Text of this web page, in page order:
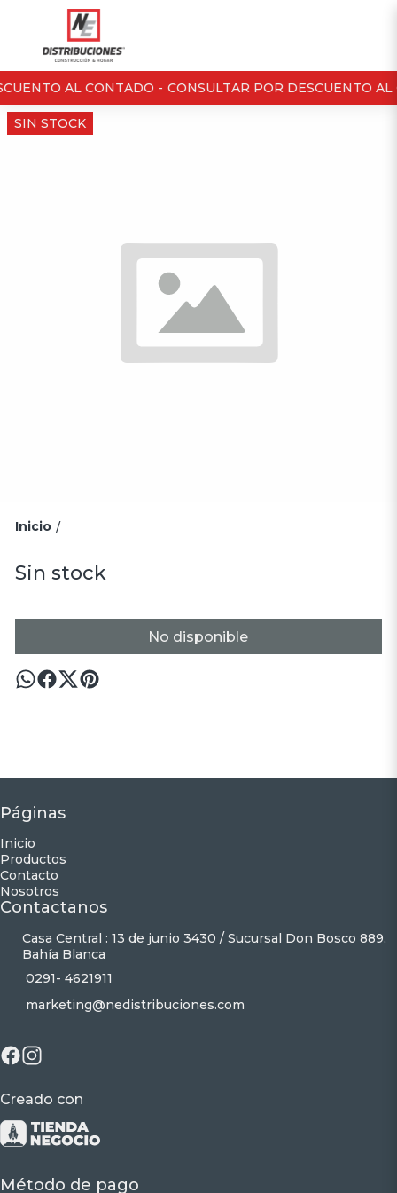
AL CONTADO - CONSULTAR POR DESCUENTO AL
SIN STOCK
Inicio /
Sin stock
No disponible
Páginas
Inicio
Productos
Contacto
Nosotros
Contactanos
Casa Central : 13 de junio 3430 / Sucursal Don Bosco 889,
Bahía Blanca
0291- 4621911
marketing@nedistribuciones.com
Creado con
Método de pago